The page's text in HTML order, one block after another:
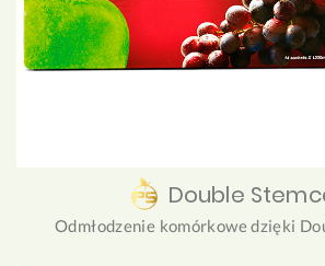
Double
Odmłodzenie komórkowe dzięki